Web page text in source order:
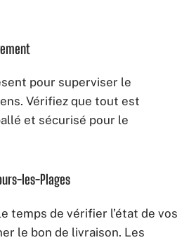
pour superviser le
Vérifiez que tout est
et sécurisé pour le
les-Plages
temps de vérifier l’état de vos
le bon de livraison. Les